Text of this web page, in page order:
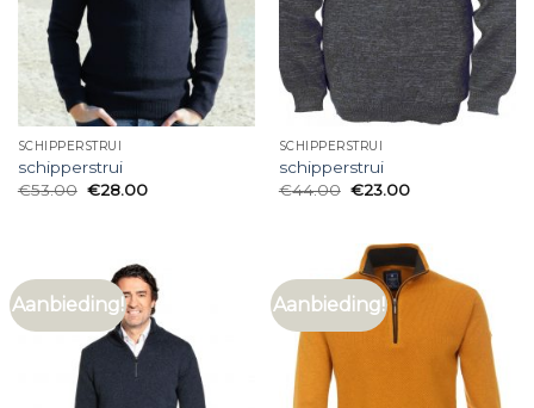
SCHIPPERSTRUI
schipperstrui
€53.00 €28.00
SCHIPPERSTRUI
schipperstrui
€44.00 €23.00
Aanbieding! Aanbieding!